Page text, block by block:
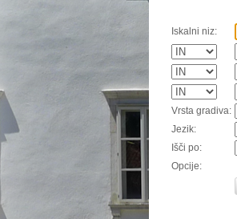
Iskalni niz:
Vrsta gradiva:
Jezik:
Išči po:
Opcije: